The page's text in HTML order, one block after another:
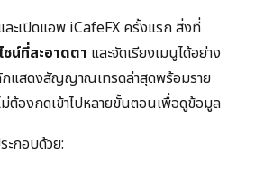
ละเปิดแอพ iCafeFX ครั้งแรก สิ่งที่
ซน์ที่สะอาดตา และจัดเรียงเมนูได้อย่าง
กแสดงสัญญาณเทรดล่าสุดพร้อมราย
ต้องกดเข้าไปหลายขั้นตอนเพื่อดูข้อมูล
กอบด้วย: